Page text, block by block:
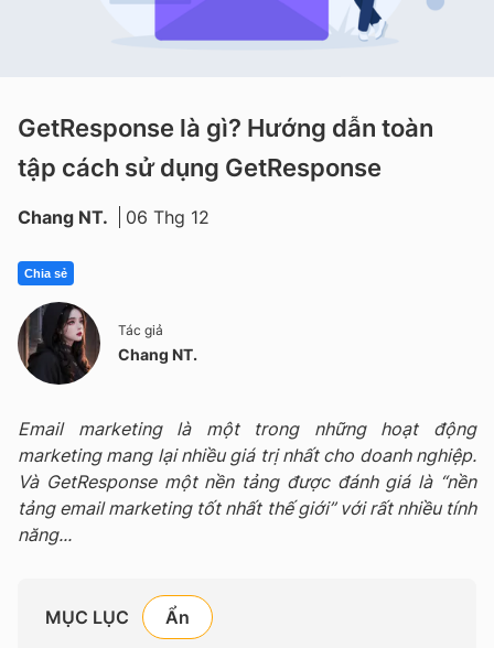
GetResponse là gì? Hướng dẫn toàn
tập cách sử dụng GetResponse
Chang NT. 06 Thg 12
Chia sẻ
Tác giả
Chang NT.
Email marketing là một trong những hoạt động
marketing mang lại nhiều giá trị nhất cho doanh nghiệp.
Và GetResponse một nền tảng được đánh giá là “nền
tảng email marketing tốt nhất thế giới” với rất nhiều tính
năng...
MỤC LỤC